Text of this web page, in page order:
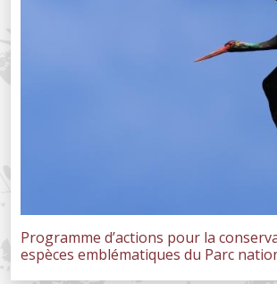
Programme d’actions pour la
espèces emblématiques du Parc